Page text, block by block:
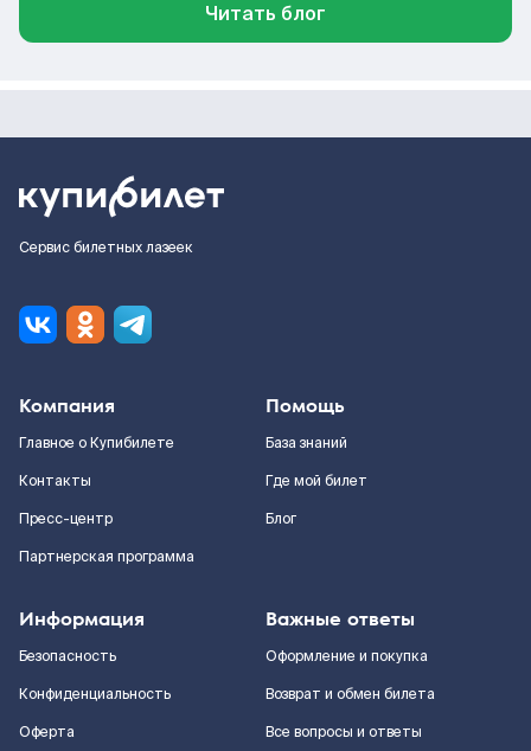
Читать блог
Сервис билетных лазеек
Компания
Главное о Купибилете
Контакты
Пресс-центр
Партнерская программа
Помощь
База знаний
Где мой билет
Блог
Информация
Безопасность
Конфиденциальность
Оферта
Важные ответы
Оформление и покупка
Возврат и обмен билета
Все вопросы и ответы